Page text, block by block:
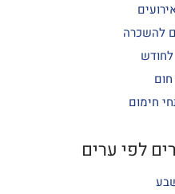
להשכרה
לחודש
חימום
לפי ערים